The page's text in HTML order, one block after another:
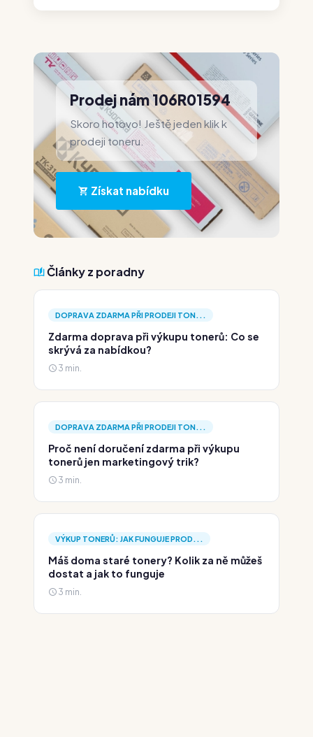
Prodej nám 106R01594
Skoro hotovo! Ještě jeden klik k
prodeji toneru.
Získat nabídku
Články z poradny
DOPRAVA ZDARMA PŘI PRODEJI TON...
Zdarma doprava při výkupu tonerů: Co se
skrývá za nabídkou?
3 min.
DOPRAVA ZDARMA PŘI PRODEJI TON...
Proč není doručení zdarma při výkupu
tonerů jen marketingový trik?
3 min.
VÝKUP TONERŮ: JAK FUNGUJE PROD...
Máš doma staré tonery? Kolik za ně můžeš
dostat a jak to funguje
3 min.